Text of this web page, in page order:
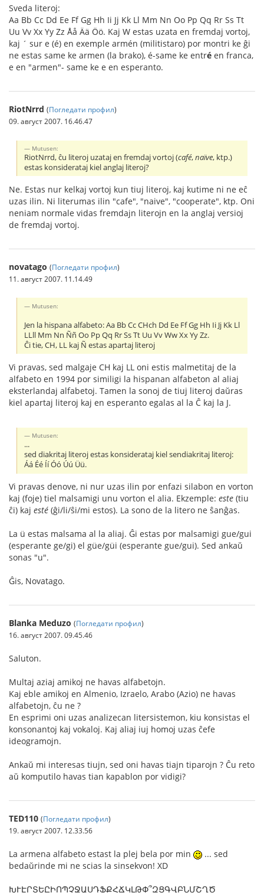
Sveda literoj:
Aa Bb Cc Dd Ee Ff Gg Hh Ii Jj Kk Ll Mm Nn Oo Pp Qq Rr Ss Tt
Uu Vv Xx Yy Zz Åå Ää Öö. Kaj W estas uzata en fremdaj vortoj,
kaj ´ sur e (é) en exemple armén (militistaro) por montri ke ĝi
ne estas same ke armen (la brako), é-same ke entré en franca,
e en "armen"- same ke e en esperanto.
RiotNrrd (Погледати профил)
09. август 2007. 16.46.47
Mutusen:
RiotNrrd, ĉu literoj uzataj en fremdaj vortoj (café,naïve, ktp.)
estas konsiderataj kiel anglaj literoj?
Ne. Estas nur kelkaj vortoj kun tiuj literoj, kaj kutime ni ne eĉ
uzas ilin. Ni literumas ilin "cafe", "naive", "cooperate", ktp. Oni
neniam normale vidas fremdajn literojn en la anglaj versioj
de fremdaj vortoj.
novatago (Погледати профил)
11. август 2007. 11.14.49
Mutusen:
Jen la hispana alfabeto: Aa Bb Cc CHch Dd Ee Ff Gg Hh Ii Jj Kk Ll
LLll Mm Nn Ññ Oo Pp Qq Rr Ss Tt Uu Vv Ww Xx Yy Zz.
Ĉi tie, CH, LL kaj Ñ estas apartaj literoj
Vi pravas, sed malgaje CH kaj LL oni estis malmetitaj de la
alfabeto en 1994 por similigi la hispanan alfabeton al aliaj
eksterlandaj alfabetoj. Tamen la sonoj de tiuj literoj daŭras
kiel apartaj literoj kaj en esperanto egalas al la Ĉ kaj la J.
Mutusen:
...
sed diakritaj literoj estas konsiderataj kiel sendiakritaj literoj:
Áá Éé Íí Óó Úú Üü.
Vi pravas denove, ni nur uzas ilin por enfazi silabon en vorton
kaj (foje) tiel malsamigi unu vorton el alia. Ekzemple: este (tiu
ĉi) kaj esté (ĝi/li/ŝi/mi estos). La sono de la litero ne ŝanĝas.
La ü estas malsama al la aliaj. Ĝi estas por malsamigi gue/gui
(esperante ge/gi) el güe/güi (esperante gue/gui). Sed ankaŭ
sonas "u".
Ĝis, Novatago.
Blanka Meduzo (Погледати профил)
16. август 2007. 09.45.46
Saluton.
Multaj aziaj amikoj ne havas alfabetojn.
Kaj eble amikoj en Almenio, Izraelo, Arabo (Azio) ne havas
alfabetojn, ĉu ne ?
En esprimi oni uzas analizecan litersistemon, kiu konsistas el
konsonantoj kaj vokaloj. Kaj aliaj iuj homoj uzas ĉefe
ideogramojn.
Ankaŭ mi interesas tiujn, sed oni havas tiajn tiparojn ? Ĉu reto
aŭ komputilo havas tian kapablon por vidigi?
TED110 (Погледати профил)
19. август 2007. 12.33.56
La armena alfabeto estast la plej bela por min
... sed
bedaŭrinde mi ne scias la sinsekvon! XD
ԽՒԷՐՏԵԸԻՈՊՉՋԱՍԴՖՔՀՃԿԼԹՓ՞ԶՑԳՎԲՆՄՇՂԾ